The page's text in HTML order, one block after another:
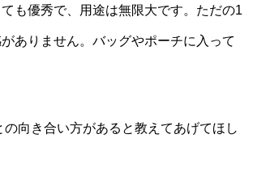
も優秀で、用途は無限大です。ただの1
ありません。バッグやポーチに入って
向き合い方があると教えてあげてほし